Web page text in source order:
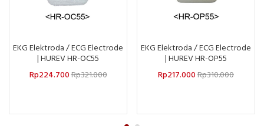
EKG Elektroda / ECG Electrode
| HUREV HR-OC55
Rp224.700Rp321.000
EKG Elektroda / ECG Electrode
| HUREV HR-OP55
Rp217.000Rp310.000